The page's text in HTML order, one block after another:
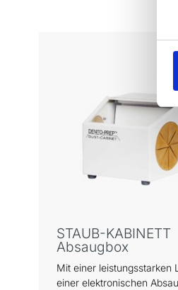
STAUB-KABINETT
Absaugbox
Mit einer leistungsstarken
einer elektronischen